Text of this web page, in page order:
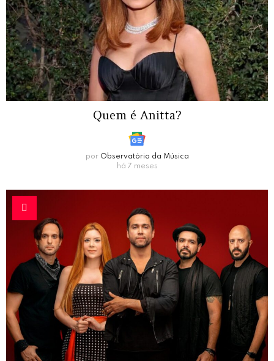
Quem é Anitta?
por Observatório da Música
há 7 meses